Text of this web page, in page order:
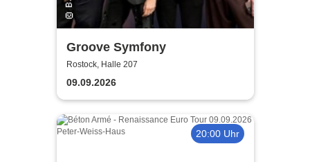
Groove Symfony
Rostock, Halle 207
09.09.2026
20:00 Uhr